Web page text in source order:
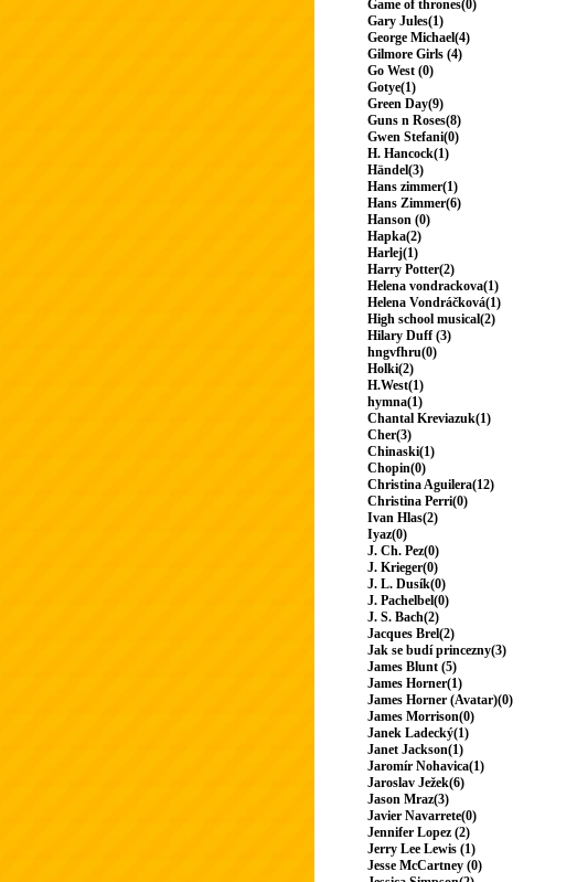
Game of thrones(0)
Gary Jules(1)
George Michael(4)
Gilmore Girls (4)
Go West (0)
Gotye(1)
Green Day(9)
Guns n Roses(8)
Gwen Stefani(0)
H. Hancock(1)
Händel(3)
Hans zimmer(1)
Hans Zimmer(6)
Hanson (0)
Hapka(2)
Harlej(1)
Harry Potter(2)
Helena vondrackova(1)
Helena Vondráčková(1)
High school musical(2)
Hilary Duff (3)
hngvfhru(0)
Holki(2)
H.West(1)
hymna(1)
Chantal Kreviazuk(1)
Cher(3)
Chinaski(1)
Chopin(0)
Christina Aguilera(12)
Christina Perri(0)
Ivan Hlas(2)
Iyaz(0)
J. Ch. Pez(0)
J. Krieger(0)
J. L. Dusík(0)
J. Pachelbel(0)
J. S. Bach(2)
Jacques Brel(2)
Jak se budí princezny(3)
James Blunt (5)
James Horner(1)
James Horner (Avatar)(0)
James Morrison(0)
Janek Ladecký(1)
Janet Jackson(1)
Jaromír Nohavica(1)
Jaroslav Ježek(6)
Jason Mraz(3)
Javier Navarrete(0)
Jennifer Lopez (2)
Jerry Lee Lewis (1)
Jesse McCartney (0)